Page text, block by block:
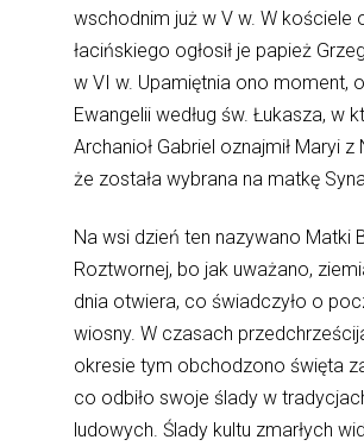
wschodnim już w V w. W kościele
łacińskiego ogłosił je papież
w VI w. Upamiętnia ono moment,
Ewangelii według św. Łukasza, w
Archanioł Gabriel oznajmił Maryi z
że została wybrana na matkę
Na wsi dzień ten nazywano Matki
Roztwornej, bo jak uważano,
dnia otwiera, co świadczyło o
wiosny. W czasach
okresie tym obchodzono święta
co odbiło swoje ślady w
ludowych. Ślady kultu zmarłych